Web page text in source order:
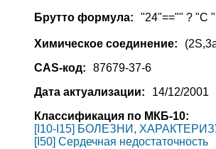
Брутто формула:
"24"=="" ? "C
Химическое соединение:
CAS-код:
87679-37-6
Дата актуализации:
14/12/2001
Классификация по МКБ-10:
[I10-I15] БОЛЕЗНИ,
[I50] Сердечная недостаточность